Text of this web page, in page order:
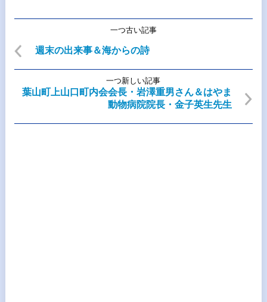
一つ古い記事
週末の出来事＆海からの詩
一つ新しい記事
葉山町上山口町内会会長・岩澤重男さん＆はやま
動物病院院長・金子英生先生